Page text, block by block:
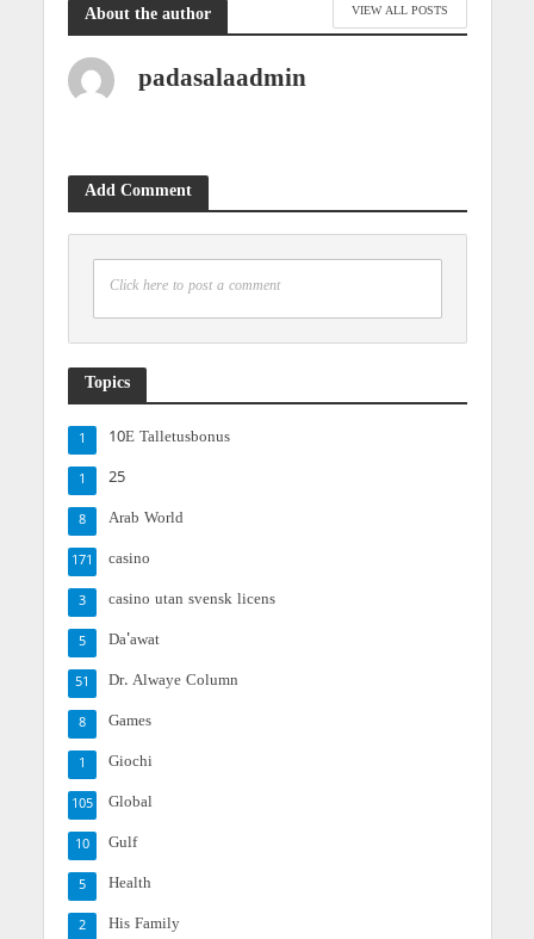
About the author VIEW ALL POSTS
padasalaadmin
Add Comment
Click here to post a comment
Topics
10E Talletusbonus
1
25
1
Arab World
8
casino
171
casino utan svensk licens
3
Da'awat
5
Dr. Alwaye Column
51
Games
8
Giochi
1
Global
105
Gulf
10
Health
5
His Family
2